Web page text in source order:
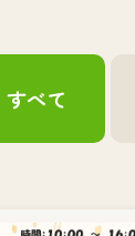
すべて